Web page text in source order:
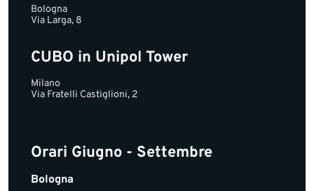
Bologna
Via Larga, 8
CUBO in Unipol Tower
Milano
Via Fratelli Castiglioni, 2
Orari Giugno - Settembre
Bologna